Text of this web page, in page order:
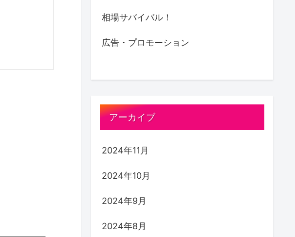
相場サバイバル！
広告・プロモーション
アーカイブ
2024年11月
2024年10月
2024年9月
2024年8月